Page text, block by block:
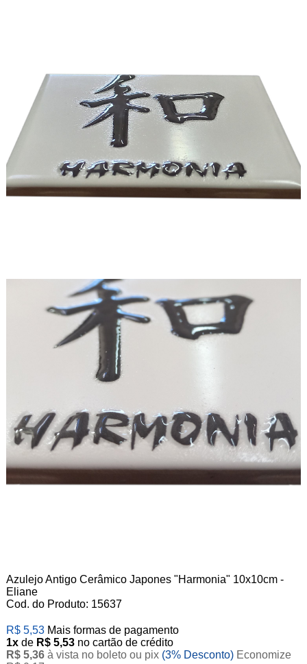
Azulejo Antigo Cerâmico Japones "Harmonia" 10x10cm -
Eliane
Cod. do Produto: 15637
R$ 5,53 Mais formas de pagamento
1xde R$ 5,53 no cartão de crédito
R$ 5,36 à vista no boleto ou pix (3% Desconto) Economize